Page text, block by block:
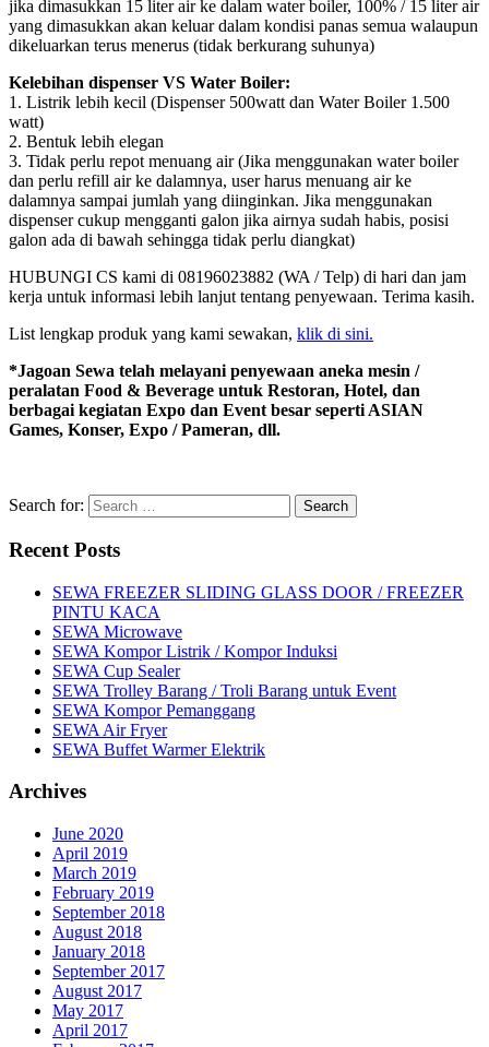
jika dimasukkan 15 liter air ke dalam water boiler, 100% / 15 liter air
yang dimasukkan akan keluar dalam kondisi panas semua walaupun
dikeluarkan terus menerus (tidak berkurang suhunya)
Kelebihan dispenser VS Water Boiler:
1. Listrik lebih kecil (Dispenser 500watt dan Water Boiler 1.500
watt)
2. Bentuk lebih elegan
3. Tidak perlu repot menuang air (Jika menggunakan water boiler
dan perlu refill air ke dalamnya, user harus menuang air ke
dalamnya sampai jumlah yang diinginkan. Jika menggunakan
dispenser cukup mengganti galon jika airnya sudah habis, posisi
galon ada di bawah sehingga tidak perlu diangkat)
HUBUNGI CS kami di 08196023882 (WA / Telp) di hari dan jam
kerja untuk informasi lebih lanjut tentang penyewaan. Terima kasih.
List lengkap produk yang kami sewakan, klik di sini.
*Jagoan Sewa telah melayani penyewaan aneka mesin /
peralatan Food & Beverage untuk Restoran, Hotel, dan
berbagai kegiatan Expo dan Event besar seperti ASIAN
Games, Konser, Expo / Pameran, dll.
Search for:
Recent Posts
SEWA FREEZER SLIDING GLASS DOOR / FREEZER
PINTU KACA
SEWA Microwave
SEWA Kompor Listrik / Kompor Induksi
SEWA Cup Sealer
SEWA Trolley Barang / Troli Barang untuk Event
SEWA Kompor Pemanggang
SEWA Air Fryer
SEWA Buffet Warmer Elektrik
Archives
June 2020
April 2019
March 2019
February 2019
September 2018
August 2018
January 2018
September 2017
August 2017
May 2017
April 2017